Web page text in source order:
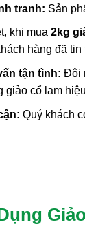
tranh: Sản
khi mua 2kg
hàng đã
tận tình: Đội
giảo cổ lam
Quý khách